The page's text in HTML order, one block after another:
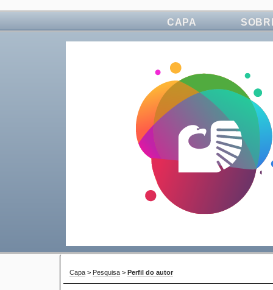
CAPA
Capa > Pesquisa > Perfil do autor